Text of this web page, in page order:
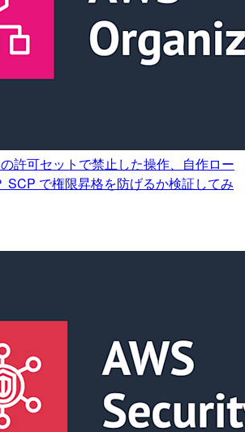
許可セットで禁止した操作、自作ロー
SCP で権限昇格を防げるか検証してみ